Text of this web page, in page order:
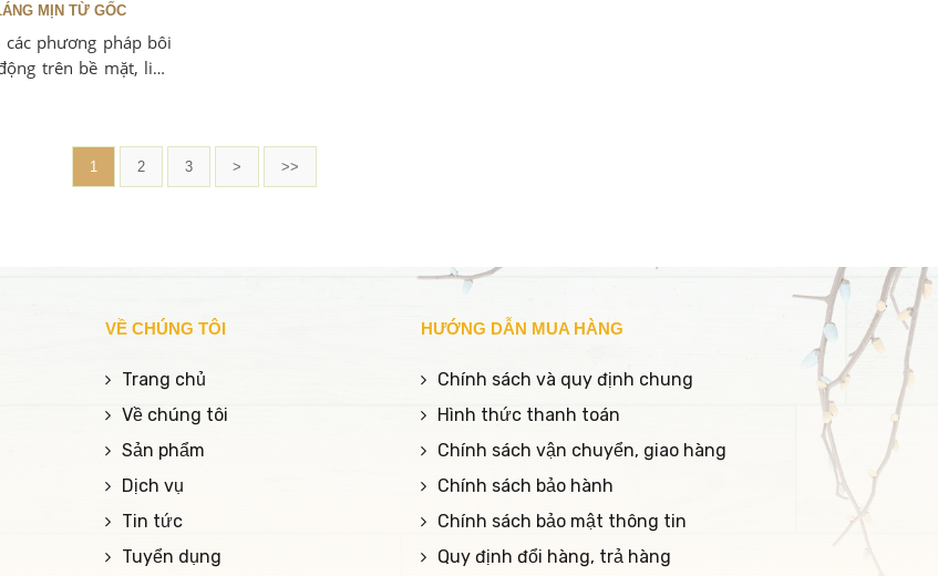
MỊN TỪ GỐC
các phương pháp bôi
trên bề mặt, liệu
viêm và tái tạo vào
giúp dập tắt ổ mụn
1 2 3 > >>
VỀ CHÚNG TÔI
Trang chủ
Về chúng tôi
Sản phẩm
Dịch vụ
Tin tức
Tuyển dụng
HƯỚNG DẪN MUA HÀNG
Chính sách và quy định chung
Hình thức thanh toán
Chính sách vận chuyển, giao hàng
Chính sách bảo hành
Chính sách bảo mật thông tin
Quy định đổi hàng, trả hàng